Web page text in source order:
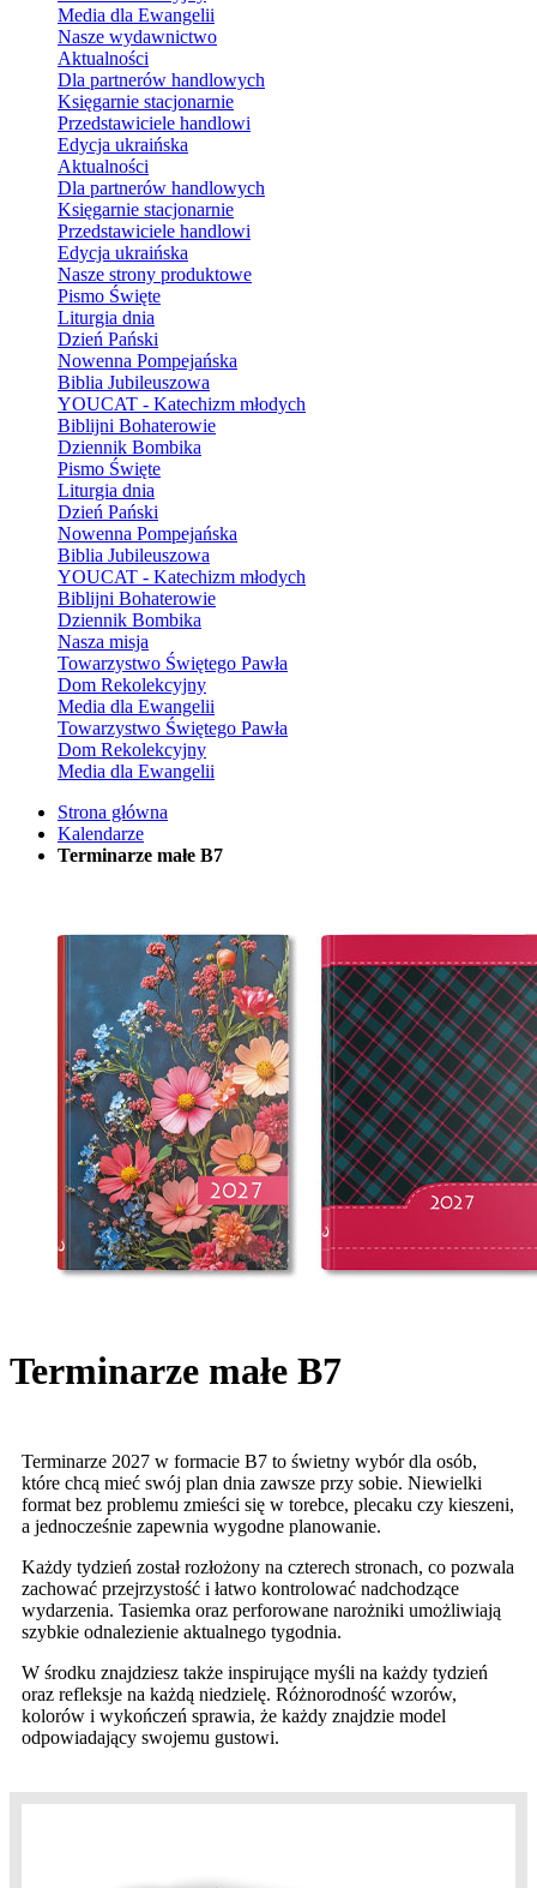
Media dla Ewangelii
Nasze wydawnictwo
Aktualności
Dla partnerów handlowych
Księgarnie stacjonarnie
Przedstawiciele handlowi
Edycja ukraińska
Aktualności
Dla partnerów handlowych
Księgarnie stacjonarnie
Przedstawiciele handlowi
Edycja ukraińska
Nasze strony produktowe
Pismo Święte
Liturgia dnia
Dzień Pański
Nowenna Pompejańska
Biblia Jubileuszowa
YOUCAT - Katechizm młodych
Biblijni Bohaterowie
Dziennik Bombika
Pismo Święte
Liturgia dnia
Dzień Pański
Nowenna Pompejańska
Biblia Jubileuszowa
YOUCAT - Katechizm młodych
Biblijni Bohaterowie
Dziennik Bombika
Nasza misja
Towarzystwo Świętego Pawła
Dom Rekolekcyjny
Media dla Ewangelii
Towarzystwo Świętego Pawła
Dom Rekolekcyjny
Media dla Ewangelii
Strona główna
Kalendarze
Terminarze małe B7
Terminarze małe B7
Terminarze 2027 w formacie B7 to świetny wybór dla osób,
które chcą mieć swój plan dnia zawsze przy sobie. Niewielki
format bez problemu zmieści się w torebce, plecaku czy kieszeni,
a jednocześnie zapewnia wygodne planowanie.
Każdy tydzień został rozłożony na czterech stronach, co pozwala
zachować przejrzystość i łatwo kontrolować nadchodzące
wydarzenia. Tasiemka oraz perforowane narożniki umożliwiają
szybkie odnalezienie aktualnego tygodnia.
W środku znajdziesz także inspirujące myśli na każdy tydzień
oraz refleksje na każdą niedzielę. Różnorodność wzorów,
kolorów i wykończeń sprawia, że każdy znajdzie model
odpowiadający swojemu gustowi.